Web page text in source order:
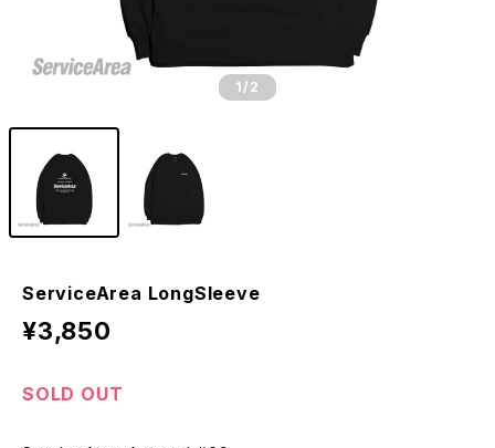
1 /2
ServiceArea LongSleeve
¥3,850
SOLD OUT